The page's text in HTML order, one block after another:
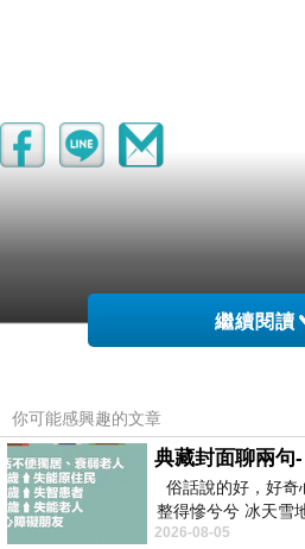
非買不可的理由
★一種價錢三種享受!
★透氣親膚材質，多處口袋可收納
繼續閱讀
你可能感興趣的文章
典藏封面聊兩句-
俗話說的好，好奇
整得慘兮兮 冰天雪
人尋什麼寶？ 人家
2026-08-05